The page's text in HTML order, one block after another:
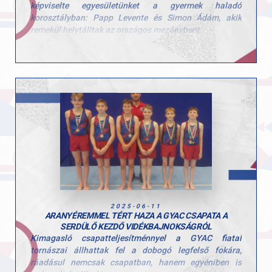
eredményes munkához! Csak így tovább fiatalok!
képviselte egyesületünket a gyermek haladó
korosztályban: Papp Levente és Simon Ádám, akik
remekül helytálltak az országos mezőnyben!
- Papp Levente az egyéni összetett 4. helyét szerezte
- Simon Ádám pedig a 6. helyen zárt
Köszönjük és gratulálunk az edzői csapat felkészítő
munkájához: Fazekas Péter, Szűcs Erik, Bőhm Szilárd
és Szabó Nándor!
2025-06-11
ARANYÉREMMEL TÉRT HAZA A GYAC CSAPATA A
SERDÜLŐ KEZDŐ VIDÉKBAJNOKSÁGRÓL
Kimagasló csapatteljesítménnyel a GYAC fiatal
tornászai állhattak fel a dobogó legfelső fokára,
ráadásul nemcsak csapatban, hanem egyéniben is